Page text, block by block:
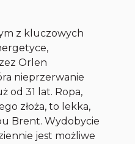
z kluczowych
Orlen
nieprzerwanie
od 31 lat. Ropa,
złoża, to lekka,
Brent. Wydobycie
jest możliwe